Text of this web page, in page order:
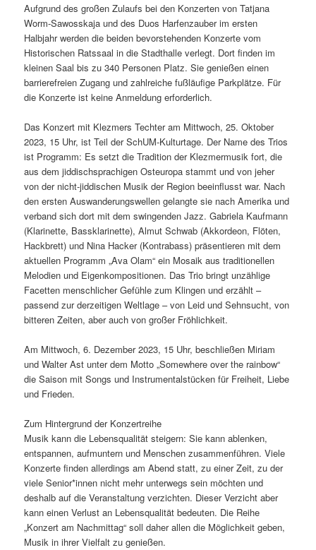
Aufgrund des großen Zulaufs bei den Konzerten von Tatjana
Worm-Sawosskaja und des Duos Harfenzauber im ersten
Halbjahr werden die beiden bevorstehenden Konzerte vom
Historischen Ratssaal in die Stadthalle verlegt. Dort finden im
kleinen Saal bis zu 340 Personen Platz. Sie genießen einen
barrierefreien Zugang und zahlreiche fußläufige Parkplätze. Für
die Konzerte ist keine Anmeldung erforderlich.
Das Konzert mit Klezmers Techter am Mittwoch, 25. Oktober
2023, 15 Uhr, ist Teil der SchUM-Kulturtage. Der Name des Trios
ist Programm: Es setzt die Tradition der Klezmermusik fort, die
aus dem jiddischsprachigen Osteuropa stammt und von jeher
von der nicht-jiddischen Musik der Region beeinflusst war. Nach
den ersten Auswanderungswellen gelangte sie nach Amerika und
verband sich dort mit dem swingenden Jazz. Gabriela Kaufmann
(Klarinette, Bassklarinette), Almut Schwab (Akkordeon, Flöten,
Hackbrett) und Nina Hacker (Kontrabass) präsentieren mit dem
aktuellen Programm „Ava Olam“ ein Mosaik aus traditionellen
Melodien und Eigenkompositionen. Das Trio bringt unzählige
Facetten menschlicher Gefühle zum Klingen und erzählt –
passend zur derzeitigen Weltlage – von Leid und Sehnsucht, von
bitteren Zeiten, aber auch von großer Fröhlichkeit.
Am Mittwoch, 6. Dezember 2023, 15 Uhr, beschließen Miriam
und Walter Ast unter dem Motto „Somewhere over the rainbow“
die Saison mit Songs und Instrumentalstücken für Freiheit, Liebe
und Frieden.
Zum Hintergrund der Konzertreihe
Musik kann die Lebensqualität steigern: Sie kann ablenken,
entspannen, aufmuntern und Menschen zusammenführen. Viele
Konzerte finden allerdings am Abend statt, zu einer Zeit, zu der
viele Senior*innen nicht mehr unterwegs sein möchten und
deshalb auf die Veranstaltung verzichten. Dieser Verzicht aber
kann einen Verlust an Lebensqualität bedeuten. Die Reihe
„Konzert am Nachmittag“ soll daher allen die Möglichkeit geben,
Musik in ihrer Vielfalt zu genießen.